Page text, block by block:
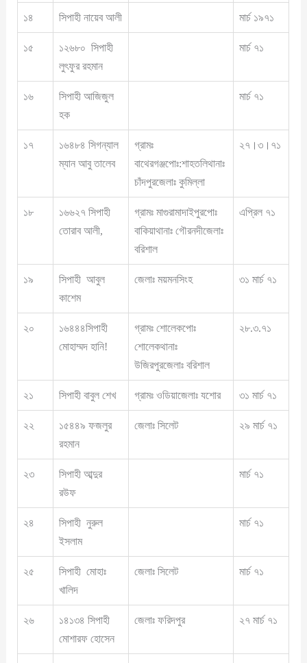
১৪ সিপাহী নায়েব আলী মার্চ ১৯৭১
১৫
১২৬৮০ সিপাহী
লুৎফুর রহমান
মার্চ ৭১
১৬
সিপাহী আজিজুল
হক
মার্চ ৭১
১৭
১৬৪৮৪ সিগন্যাল
ম্যান আবু তালেব
গ্রামঃ
বাথেরগঞ্জপোঃ:শাহতলিথানাঃ
চাঁদপুরজেলাঃ কুমিল্লা
২৭।৩।৭১
১৮
১৬৬২৭ সিপাহী
তোরাব আলী,
গ্রামঃ মাগুরামাদাইপুরপোঃ
বাকিয়াথানাঃ গৌরনদীজেলাঃ
বরিশাল
এপ্রিল ৭১
১৯
সিপাহী আবুল
কাশেম
জেলাঃ ময়মনসিংহ ৩১ মার্চ ৭১
২০
১৬৪৪৪সিপাহী
মোহাম্মদ হানি!
গ্রামঃ শোলেকপোঃ
শোলেকথানাঃ
উজিরপুরজেলাঃ বরিশাল
২৮.৩.৭১
২১ সিপাহী বাবুল শেখ গ্রামঃ ওডিয়াজেলাঃ যশোর ৩১ মার্চ ৭১
২২
১৫৪৪৯ ফজলুর
রহমান
জেলাঃ সিলেট ২৯ মার্চ ৭১
২৩
সিপাহী আব্দুর
রউফ
মার্চ ৭১
২৪
সিপাহী নুরুল
ইসলাম
মার্চ ৭১
২৫
সিপাহী মোহাঃ
খালিদ
জেলাঃ সিলেট মার্চ ৭১
২৬
১৪১৩৪ সিপাহী
মোশারফ হোসেন
জেলাঃ ফরিদপুর ২৭ মার্চ ৭১